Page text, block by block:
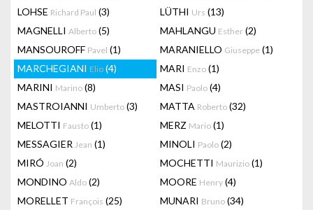
LOHSE Richard Paul (3) LÜTHI Urs (13)
MAGNELLI Alberto (5) MAHLANGU Esther (2)
MANSOUROFF Pavel (1) MARANIELLO Giuseppe (1)
MARCHEGIANI Elio (4) MARI Enzo (1)
MARINI Marino (8) MASI Paolo (4)
MASTROIANNI Umberto (3) MATTA Roberto (32)
MELOTTI Fausto (1) MERZ Mario (1)
MESSAGIER Jean (1) MINOLI Paolo (2)
MIRÓ Joan (2) MOCHETTI Maurizio (1)
MONDINO Aldo (2) MOORE Henry (4)
MORELLET François (25) MUNARI Bruno (34)